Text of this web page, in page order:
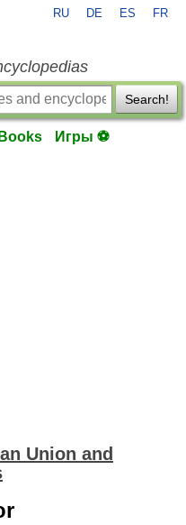
RU DE ES FR
Search!
Books Игры ⚽
Union and